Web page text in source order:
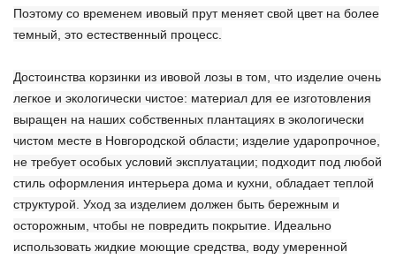
Поэтому со временем ивовый прут меняет свой цвет на более
темный, это естественный процесс.
Достоинства корзинки из ивовой лозы в том, что изделие очень
легкое и экологически чистое: материал для ее изготовления
выращен на наших собственных плантациях в экологически
чистом месте в Новгородской области; изделие ударопрочное,
не требует особых условий эксплуатации; подходит под любой
стиль оформления интерьера дома и кухни, обладает теплой
структурой. Уход за изделием должен быть бережным и
осторожным, чтобы не повредить покрытие. Идеально
использовать жидкие моющие средства, воду умеренной